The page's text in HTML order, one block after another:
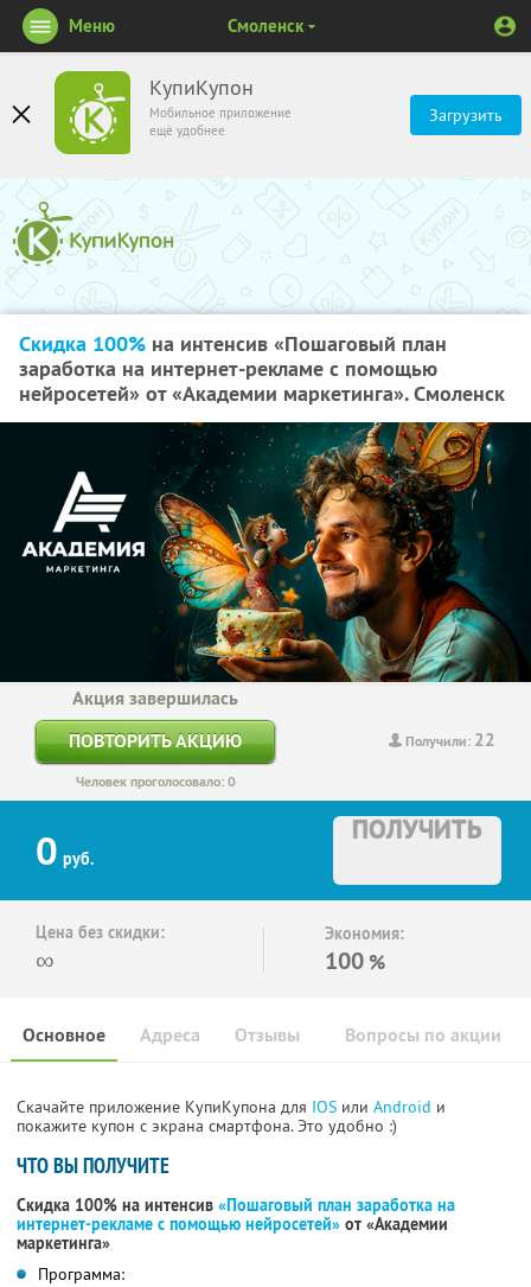
КупиКупон
Мобильное приложение
ещё удобнее
Загрузить
Меню Смоленск
Скидка 100% на интенсив «Пошаговый план
заработка на интернет-рекламе с помощью
нейросетей» от «Академии маркетинга». Смоленск
Получили: 22
Акция завершилась
ПОВТОРИТЬ АКЦИЮ
Человек проголосовало: 0
0 руб.
ПОЛУЧИТЬ
Цена без скидки:
∞
Экономия:
100 %
Основное Отзывы Вопросы по акции
Адреса
Скачайте приложение КупиКупона для IOS или Android и
покажите купон с экрана смартфона. Это удобно :)
ЧТО ВЫ ПОЛУЧИТЕ
Скидка 100% на интенсив «Пошаговый план заработка на
интернет-рекламе с помощью нейросетей» от «Академии
маркетинга»
Программа: